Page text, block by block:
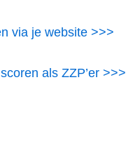
via je website >>>
als ZZP’er >>>